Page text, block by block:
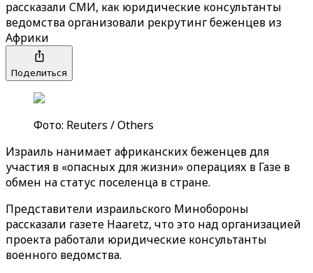
рассказали СМИ, как юридические консультанты
ведомства организовали рекрутинг беженцев из
Африки
Поделиться
Фото: Reuters / Others
Израиль нанимает африканских беженцев для
участия в «опасных для жизни» операциях в Газе в
обмен на статус поселенца в стране.
Представители израильского Минобороны
рассказали газете Haaretz, что это над организацией
проекта работали юридические консультанты
военного ведомства.